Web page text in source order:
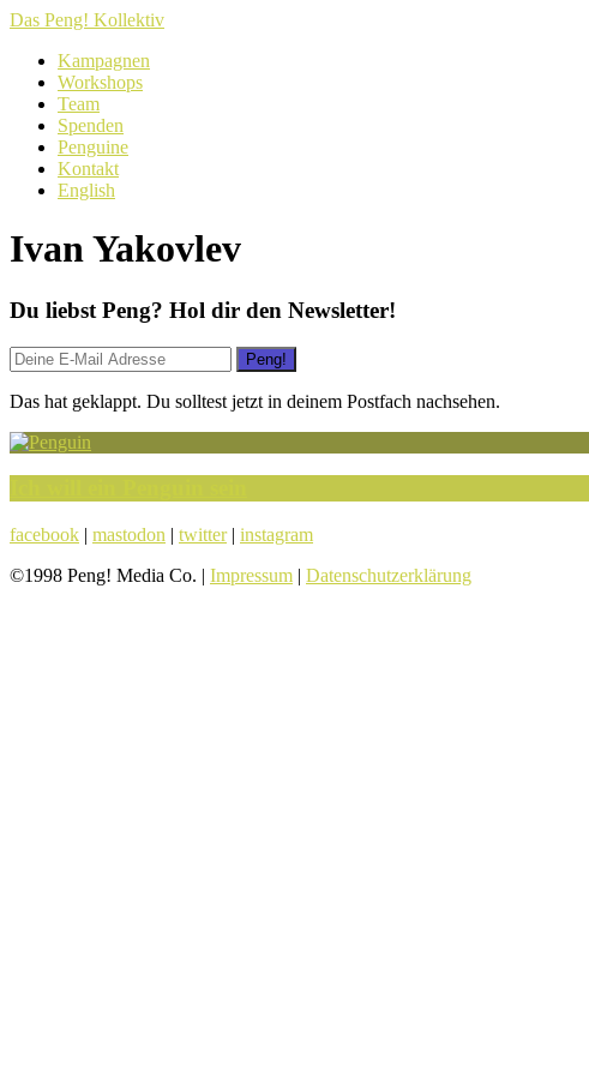
Das Peng! Kollektiv
Kampagnen
Workshops
Team
Spenden
Penguine
Kontakt
English
Ivan Yakovlev
Du liebst Peng? Hol dir den Newsletter!
Das hat geklappt. Du solltest jetzt in deinem Postfach nachsehen.
facebook | mastodon | twitter| instagram
©1998 Peng! Media Co. | Impressum | Datenschutzerklärung